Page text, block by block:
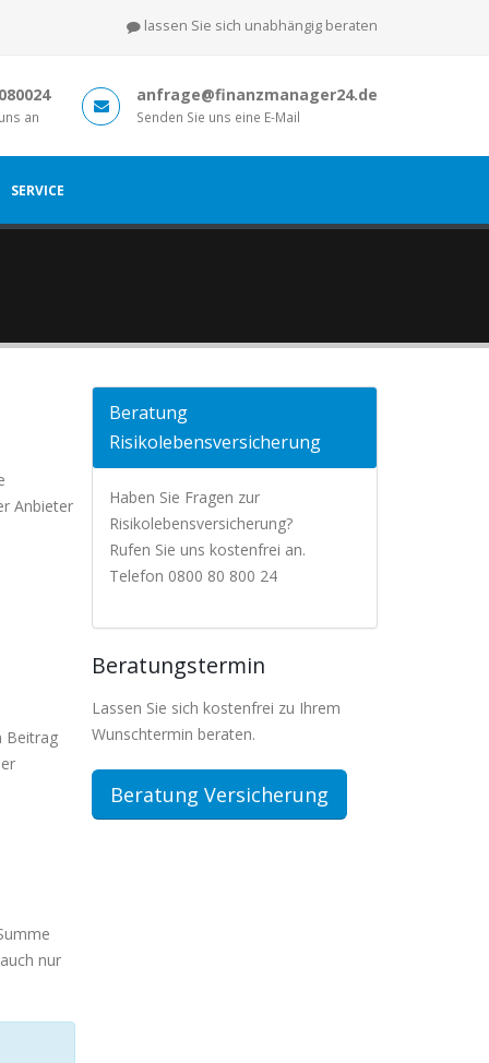
lassen Sie sich unabhängig beraten
an
anfrage@finanzmanager24.de
Senden Sie uns eine E-Mail
SERVICE
Anbieter
Beitrag
nur
Beratung
Risikolebensversicherung
Haben Sie Fragen zur
Risikolebensversicherung?
Rufen Sie uns kostenfrei an.
Telefon 0800 80 800 24
Beratungstermin
Lassen Sie sich kostenfrei zu Ihrem
Wunschtermin beraten.
Beratung Versicherung